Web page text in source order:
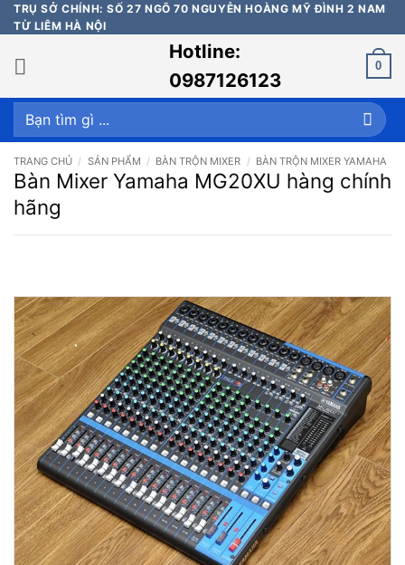
Bỏ
qua
nội
dung
TRỤ SỞ CHÍNH: SỐ 27 NGÕ 70 NGUYỄN HOÀNG MỸ ĐÌNH 2 NAM
TỪ LIÊM HÀ NỘI
Hotline:
0987126123
0
Tìm
kiếm:
TRANG CHỦ / SẢN PHẨM / BÀN TRỘN MIXER / BÀN TRỘN MIXER YAMAHA
Bàn Mixer Yamaha MG20XU hàng chính
hãng